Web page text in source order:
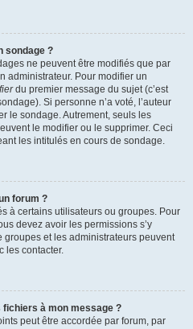
sondage ?
ne peuvent être modifiés que par
administrateur. Pour modifier un
du premier message du sujet (c’est
Si personne n’a voté, l’auteur
le sondage. Autrement, seuls les
le modifier ou le supprimer. Ceci
les intitulés en cours de sondage.
forum ?
à certains utilisateurs ou groupes. Pour
devez avoir les permissions s’y
et les administrateurs peuvent
les contacter.
fichiers à mon message ?
peut être accordée par forum, par